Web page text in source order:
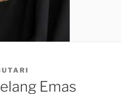
Emas